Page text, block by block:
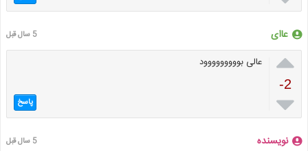
عاای 5 سال قبل

-2

عالی بووووووووود
پاسخ
نویسنده 5 سال قبل